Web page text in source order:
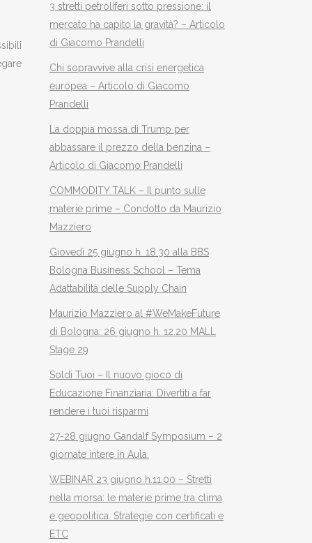
3 stretti petroliferi sotto pressione: il
mercato ha capito la gravità? – Articolo
di Giacomo Prandelli
Chi sopravvive alla crisi energetica
europea – Articolo di Giacomo
Prandelli
La doppia mossa di Trump per
abbassare il prezzo della benzina –
Articolo di Giacomo Prandelli
COMMODITY TALK – Il punto sulle
materie prime – Condotto da Maurizio
Mazziero
Giovedì 25 giugno h. 18.30 alla BBS
Bologna Business School – Tema
Adattabilità delle Supply Chain
Maurizio Mazziero al #WeMakeFuture
di Bologna: 26 giugno h. 12.20 MALL
Stage 29
Soldi Tuoi – Il nuovo gioco di
Educazione Finanziaria: Divertiti a far
rendere i tuoi risparmi
27-28 giugno Gandalf Symposium – 2
giornate intere in Aula.
WEBINAR 23 giugno h.11.00 – Stretti
nella morsa: le materie prime tra clima
e geopolitica. Strategie con certificati e
ETC